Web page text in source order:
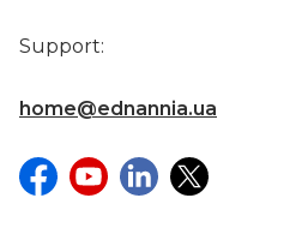
Support:
home@ednannia.ua